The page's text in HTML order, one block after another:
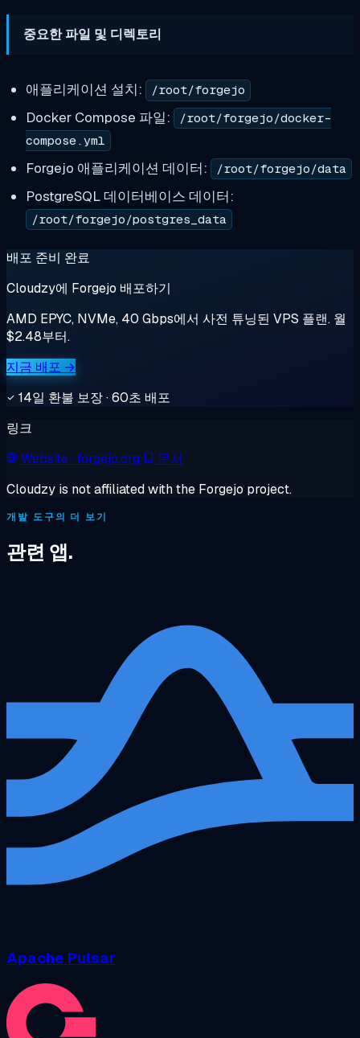
중요한 파일 및 디렉토리
애플리케이션 설치: /root/forgejo
Docker Compose 파일:
/root/forgejo/docker-
compose.yml
Forgejo 애플리케이션 데이터: /root/forgejo/data
PostgreSQL 데이터베이스 데이터:
/root/forgejo/postgres_data
배포 준비 완료
Cloudzy에 Forgejo 배포하기
AMD EPYC, NVMe, 40 Gbps에서 사전 튜닝된 VPS 플랜. 월
$2.48부터.
지금 배포 →
14일 환불 보장 · 60초 배포
링크
Website· forgejo.org
문서
Cloudzy is not affiliated with the Forgejo project.
개발 도구의 더 보기
관련 앱.
Apache Pulsar